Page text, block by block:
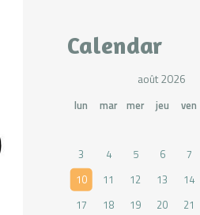
Calendar
août 2026
lun mar mer jeu ven
3
4 5 6 7
10
11 12 13 14
17
18 19 20 21